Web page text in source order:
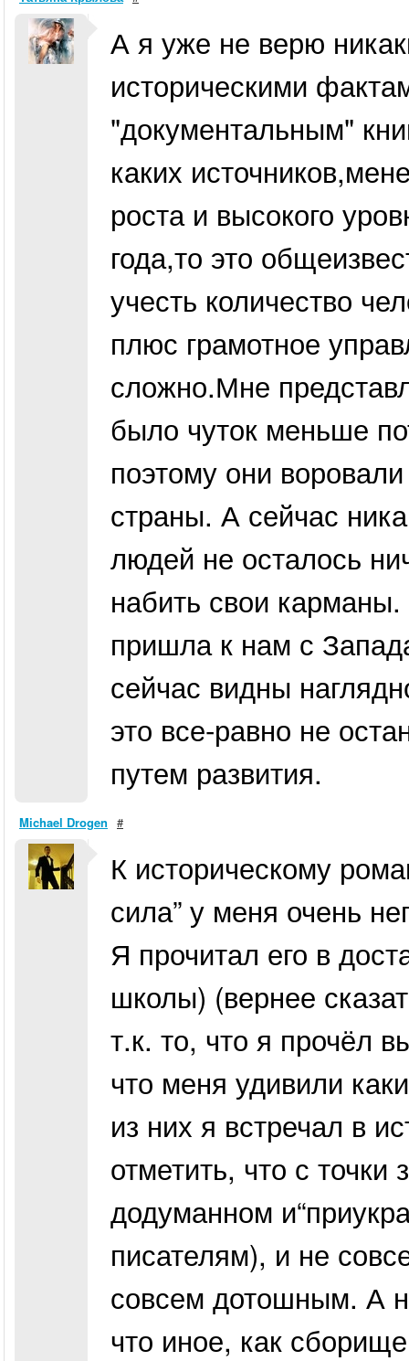
А я уже не верю
историческими
"документальным"
каких
роста и высокого
года,то это
учесть количество
плюс грамотное
сложно.Мне
было чуток меньше
поэтому они
страны. А сейчас
людей не осталось
набить свои
пришла к нам с
сейчас видны
это все-равно не
путем развития.
Michael Drogen #
К историческому
сила” у меня очень
Я прочитал его в
школы) (вернее
т.к. то, что я прочёл
что меня удивили
из них я встречал в
отметить, что с
додуманном
писателям), и не
совсем дотошным. А
что иное, как